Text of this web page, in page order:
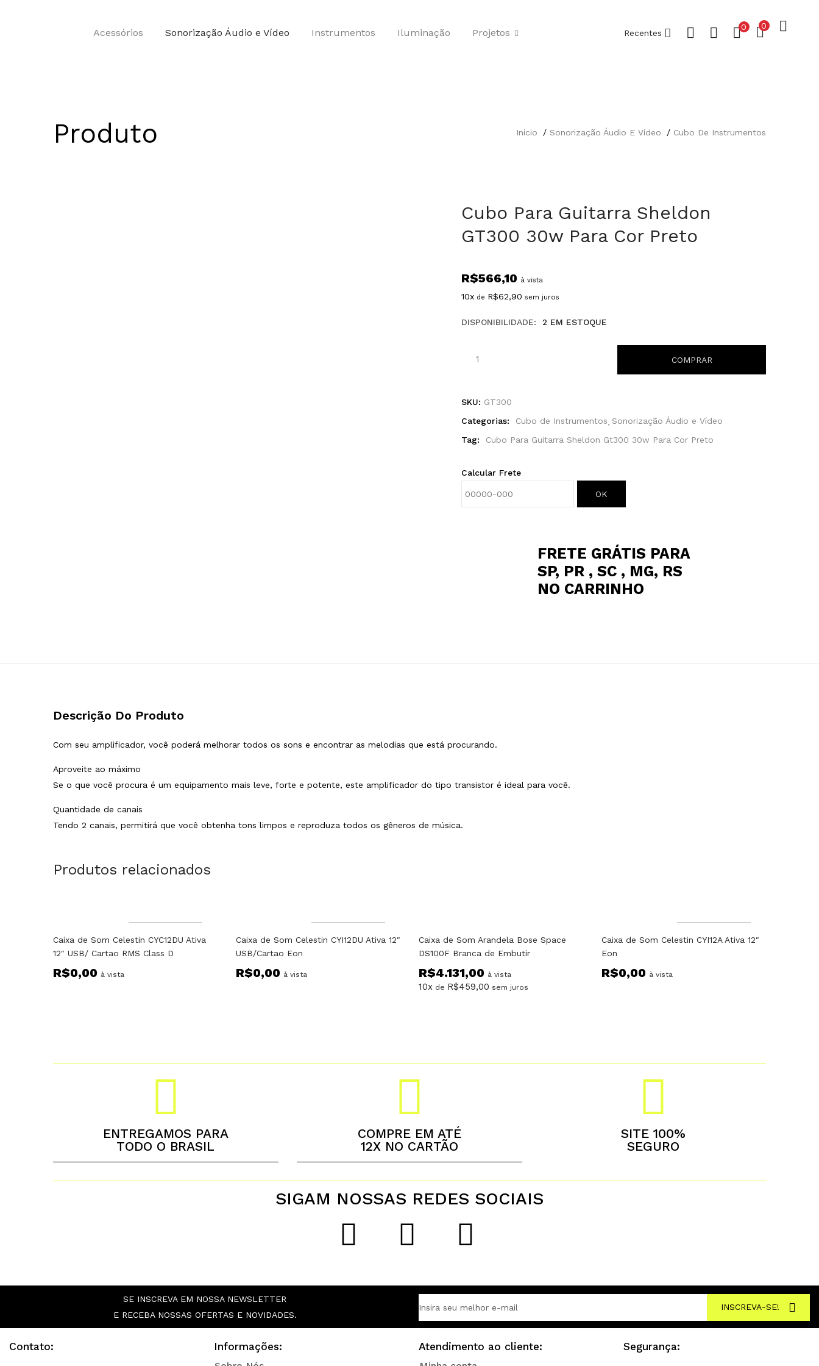
Acessórios Sonorização Áudio e Vídeo Instrumentos Iluminação Projetos Recentes
0 0
Início Sonorização Áudio E Vídeo Cubo De Instrumentos
Produto
Cubo Para Guitarra Sheldon
GT300 30w Para Cor Preto
R$566,10 à vista
10x de R$62,90 sem juros
DISPONIBILIDADE: 2 EM ESTOQUE
COMPRAR
SKU: GT300
Categorias:
Cubo de Instrumentos Sonorização Áudio e Vídeo
Tag:
Cubo Para Guitarra Sheldon Gt300 30w Para Cor Preto
Calcular Frete
OK
FRETE GRÁTIS PARA
SP, PR , SC , MG, RS
NO CARRINHO
Descrição Do Produto
Com seu amplificador, você poderá melhorar todos os sons e encontrar as melodias que está procurando.
Aproveite ao máximo
Se o que você procura é um equipamento mais leve, forte e potente, este amplificador do tipo transistor é ideal para você.
Quantidade de canais
Tendo 2 canais, permitirá que você obtenha tons limpos e reproduza todos os gêneros de música.
Produtos relacionados
Caixa de Som Celestin CYC12DU Ativa
12″ USB/ Cartao RMS Class D
R$0,00 à vista
Caixa de Som Celestin CYI12DU Ativa 12″
USB/Cartao Eon
R$0,00 à vista
Caixa de Som Arandela Bose Space
DS100F Branca de Embutir
R$4.131,00 à vista
10x de R$459,00 sem juros
Caixa de Som Celestin CYI12A Ativa 12″
Eon
R$0,00 à vista
ENTREGAMOS PARA
TODO O BRASIL
COMPRE EM ATÉ
12X NO CARTÃO
SITE 100%
SEGURO
SIGAM NOSSAS REDES SOCIAIS
SE INSCREVA EM NOSSA NEWSLETTER
E RECEBA NOSSAS OFERTAS E NOVIDADES.
INSCREVA-SE!
Contato: Informações: Atendimento ao cliente: Segurança: